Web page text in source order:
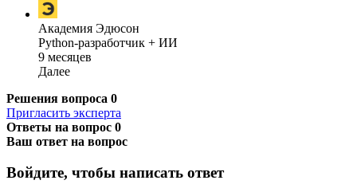
Академия Эдюсон
Python-разработчик + ИИ
9 месяцев
Далее
Решения вопроса 0
Пригласить эксперта
Ответы на вопрос 0
Ваш ответ на вопрос
Войдите, чтобы написать ответ